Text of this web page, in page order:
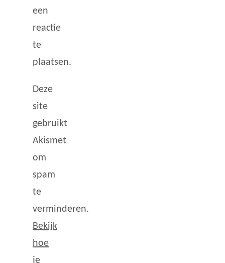
een
reactie
te
plaatsen.
Deze
site
gebruikt
Akismet
om
spam
te
verminderen.
Bekijk
hoe
je